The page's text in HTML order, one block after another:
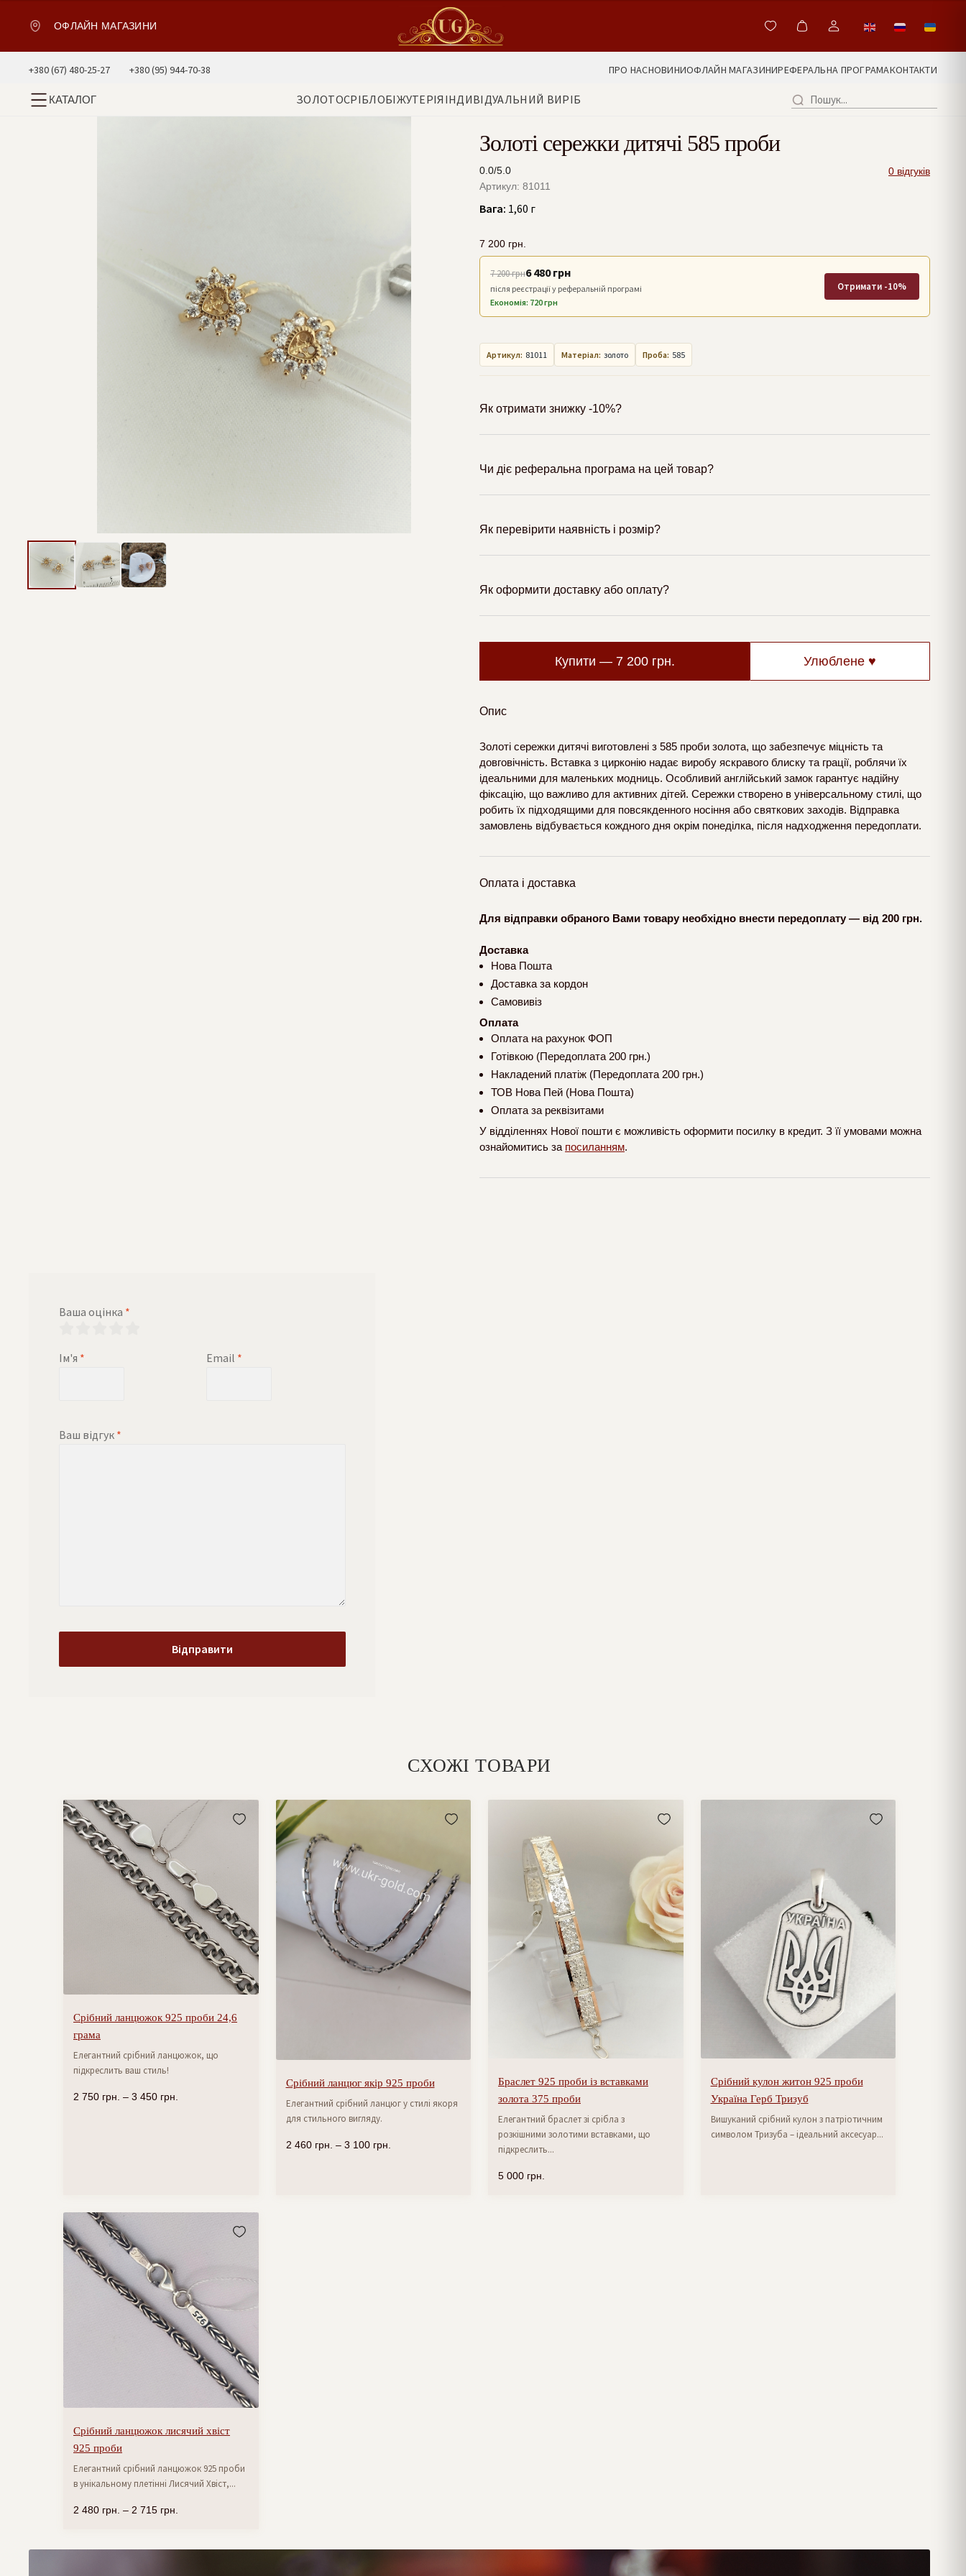
ОФЛАЙН МАГАЗИНИ
+380 (67) 480-25-27 +380 (95) 944-70-38 ПРО НАСНОВИНИОФЛАЙН МАГАЗИНИРЕФЕРАЛЬНА ПРОГРАМАКОНТАКТИ
КАТАЛОГ ЗОЛОТОСРІБЛОБІЖУТЕРІЯ ІНДИВІДУАЛЬНИЙ ВИРІБ
Золоті сережки дитячі 585 проби
0.0/5.0
0 відгуків
Артикул: 81011
Вага: 1,60 г
7 200 грн.
7 200 грн6 480 грн
після реєстрації у реферальній програмі
Економія: 720 грн
Отримати -10%
Артикул: 81011 Матеріал: золото Проба: 585
Як отримати знижку -10%?
Чи діє реферальна програма на цей товар?
Як перевірити наявність і розмір?
Як оформити доставку або оплату?
Купити — 7 200 грн. Улюблене ♥
Опис
Золоті сережки дитячі виготовлені з 585 проби золота, що забезпечує міцність та
довговічність. Вставка з цирконію надає виробу яскравого блиску та грації, роблячи їх
ідеальними для маленьких модниць. Особливий англійський замок гарантує надійну
фіксацію, що важливо для активних дітей. Сережки створено в універсальному стилі, що
робить їх підходящими для повсякденного носіння або святкових заходів. Відправка
замовлень відбувається кождного дня окрім понеділка, після надходження передоплати.
Оплата і доставка
Для відправки обраного Вами товару необхідно внести передоплату — від 200 грн.
Доставка
Нова Пошта
Доставка за кордон
Самовивіз
Оплата
Оплата на рахунок ФОП
Готівкою (Передоплата 200 грн.)
Накладений платіж (Передоплата 200 грн.)
ТОВ Нова Пей (Нова Пошта)
Оплата за реквізитами
У відділеннях Нової пошти є можливість оформити посилку в кредит. З її умовами можна
ознайомитись за посиланням.
Ваша оцінка *
Ім'я * Email *
Ваш відгук *
СХОЖІ ТОВАРИ
Срібний ланцюжок 925 проби 24,6
грама
Елегантний срібний ланцюжок, що
підкреслить ваш стиль!
2 750 грн. – 3 450 грн.
Срібний ланцюг якір 925 проби
Елегантний срібний ланцюг у стилі якоря
для стильного вигляду.
2 460 грн. – 3 100 грн.
Браслет 925 проби із вставками
золота 375 проби
Елегантний браслет зі срібла з
розкішними золотими вставками, що
підкреслить...
5 000 грн.
Срібний кулон житон 925 проби
Україна Герб Тризуб
Вишуканий срібний кулон з патріотичним
символом Тризуба – ідеальний аксесуар...
Срібний ланцюжок лисячий хвіст
925 проби
Елегантний срібний ланцюжок 925 проби
в унікальному плетінні Лисячий Хвіст,...
2 480 грн. – 2 715 грн.